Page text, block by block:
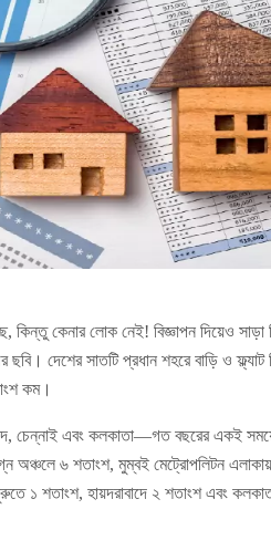
কেনার লোক নেই! বিজ্ঞাপন দিয়েও
দেশের সাতটি প্রধান শহরে বাড়ি ও ফ্ল্যাট
কম।
চেন্নাই এবং কলকাতা—গত বছরের একই
অঞ্চলে ৬ শতাংশ, মুম্বই মেট্রোপলিটন
১ শতাংশ, হায়দরাবাদে ২ শতাংশ এবং